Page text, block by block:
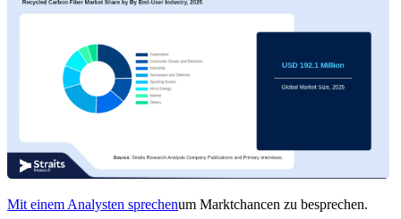
Mit einem Analysten sprechenum Marktchancen zu besprechen.